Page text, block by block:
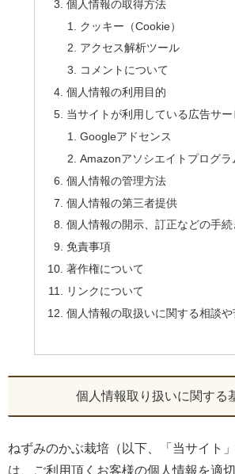
個人情報の取得方法
クッキー（Cookie）
アクセス解析ツール
コメントについて
個人情報の利用目的
当サイトが利用している広告サー
Googleアドセンス
Amazonアソシエイトプログラ
個人情報の管理方法
個人情報の第三者提供
個人情報の開示、訂正などの手
免責事項
著作権について
リンクについて
個人情報の取扱いに関する相談
個人情報取り扱いに関する
ねずみのかぶ栽培（以下、「当サイト
は、ご利用頂くお客様の個人情報を適